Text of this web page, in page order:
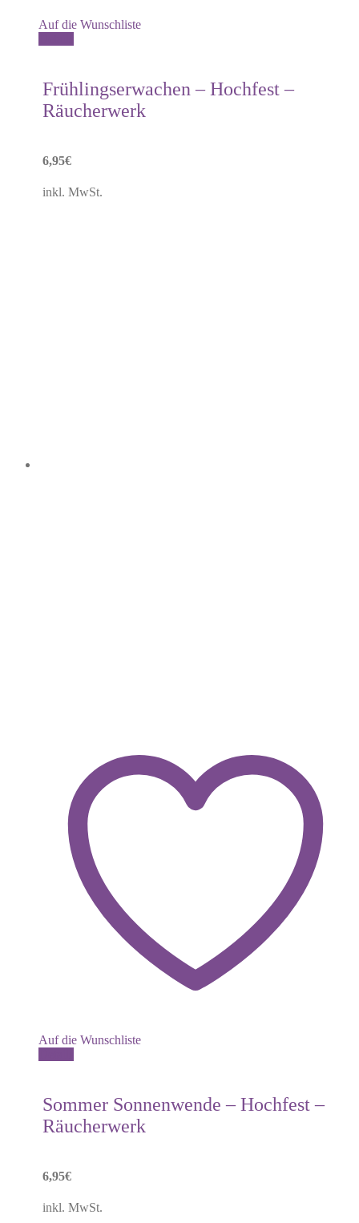
Auf die Wunschliste
Frühlingserwachen – Hochfest –
Räucherwerk
6,95€
inkl. MwSt.
Auf die Wunschliste
Sommer Sonnenwende – Hochfest –
Räucherwerk
6,95€
inkl. MwSt.